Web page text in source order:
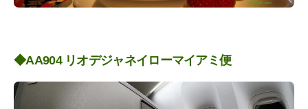
◆AA904 リオデジャネイローマイアミ便